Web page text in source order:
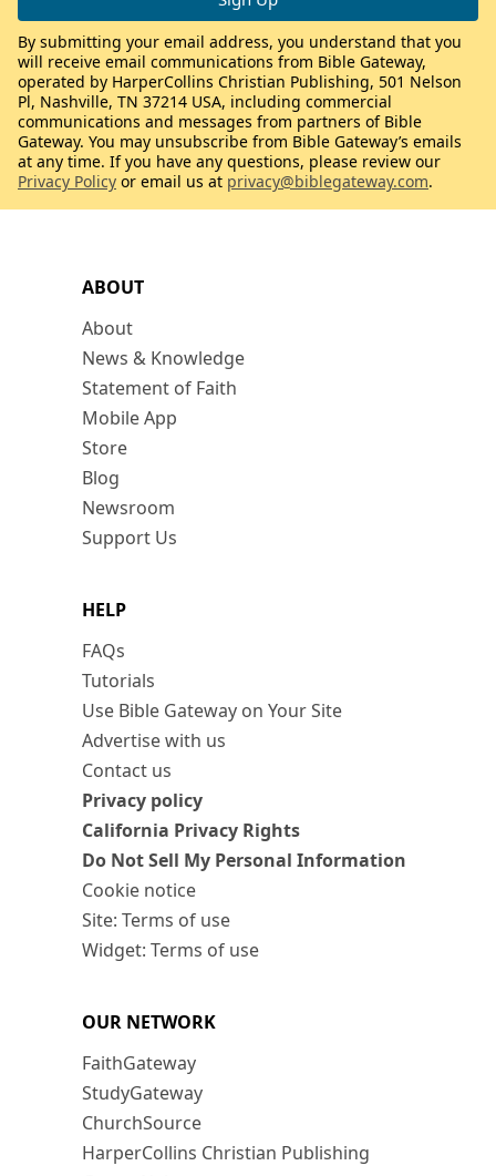
ABOUT
About
News & Knowledge
Statement of Faith
Mobile App
Store
Blog
Newsroom
Support Us
HELP
FAQs
Tutorials
Use Bible Gateway on Your Site
Advertise with us
Contact us
Privacy policy
California Privacy Rights
Do Not Sell My Personal Information
Cookie notice
Site: Terms of use
Widget: Terms of use
OUR NETWORK
FaithGateway
StudyGateway
ChurchSource
HarperCollins Christian Publishing
By submitting your email address, you understand that you
will receive email communications from Bible Gateway,
operated by HarperCollins Christian Publishing, 501 Nelson
Pl, Nashville, TN 37214 USA, including commercial
communications and messages from partners of Bible
Gateway. You may unsubscribe from Bible Gateway’s emails
at any time. If you have any questions, please review our
Privacy Policy or email us at privacy@biblegateway.com.